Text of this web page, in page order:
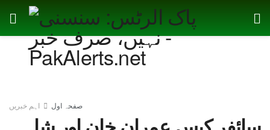
صفحہ اول اہم خبریں